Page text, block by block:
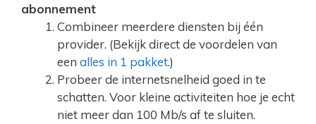
abonnement
Combineer meerdere diensten bij één
provider. (Bekijk direct de voordelen van
een alles in 1 pakket.)
Probeer de internetsnelheid goed in te
schatten. Voor kleine activiteiten hoe je echt
niet meer dan 100 Mb/s af te sluiten.